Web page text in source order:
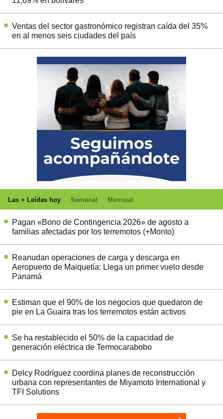
Ventas del sector gastronómico registran caída del 35%
en al menos seis ciudades del país
Las + Leídas hoy Semanal Mensual
Pagan «Bono de Contingencia 2026» de agosto a
familias afectadas por los terremotos (+Monto)
Reanudan operaciones de carga y descarga en
Aeropuerto de Maiquetía: Llega un primer vuelo desde
Panamá
Estiman que el 90% de los negocios que quedaron de
pie en La Guaira tras los terremotos están activos
Se ha restablecido el 50% de la capacidad de
generación eléctrica de Termocarabobo
Delcy Rodríguez coordina planes de reconstrucción
urbana con representantes de Miyamoto International y
TFI Solutions